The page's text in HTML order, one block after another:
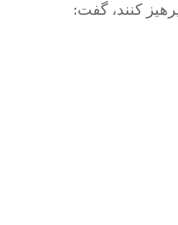
کنند، گفت: